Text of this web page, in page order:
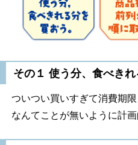
その１ 使う分、食べきれ
ついつい買いすぎて消費期
なんてことが無いように計